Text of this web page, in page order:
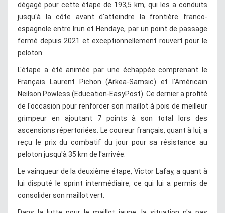
dégagé pour cette étape de 193,5 km, qui les a conduits
jusqu'à la côte avant d'atteindre la frontière franco-
espagnole entre Irun et Hendaye, par un point de passage
fermé depuis 2021 et exceptionnellement rouvert pour le
peloton.
L'étape a été animée par une échappée comprenant le
Français Laurent Pichon (Arkea-Samsic) et l'Américain
Neilson Powless (Education-EasyPost). Ce dernier a profité
de l'occasion pour renforcer son maillot à pois de meilleur
grimpeur en ajoutant 7 points à son total lors des
ascensions répertoriées. Le coureur français, quant à lui, a
reçu le prix du combatif du jour pour sa résistance au
peloton jusqu'à 35 km de l'arrivée.
Le vainqueur de la deuxième étape, Victor Lafay, a quant à
lui disputé le sprint intermédiaire, ce qui lui a permis de
consolider son maillot vert.